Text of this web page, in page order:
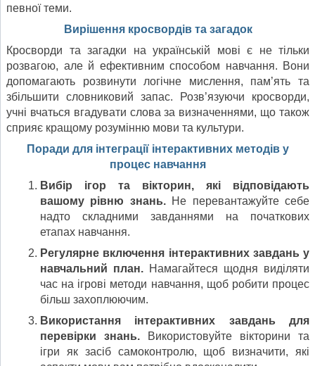
певної теми.
Вирішення кросвордів та загадок
Кросворди та загадки на українській мові є не тільки
розвагою, але й ефективним способом навчання. Вони
допомагають розвинути логічне мислення, пам’ять та
збільшити словниковий запас. Розв’язуючи кросворди,
учні вчаться вгадувати слова за визначеннями, що також
сприяє кращому розумінню мови та культури.
Поради для інтеграції інтерактивних методів у
процес навчання
Вибір ігор та вікторин, які відповідають
вашому рівню знань.Не перевантажуйте себе
надто складними завданнями на початкових
етапах навчання.
Регулярне включення інтерактивних завдань у
навчальний план. Намагайтеся щодня виділяти
час на ігрові методи навчання, щоб робити процес
більш захоплюючим.
Використання інтерактивних завдань для
перевірки знань. Використовуйте вікторини та
ігри як засіб самоконтролю, щоб визначити, які